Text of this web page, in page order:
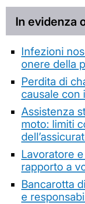
In evidenza
Infezioni
onere della
Perdita di
causale con
Assistenza
moto: limiti
Lavoratore
rapporto a
Bancarotta
e